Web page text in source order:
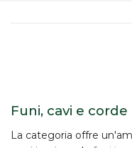
Funi, cavi e corde
La categoria offre